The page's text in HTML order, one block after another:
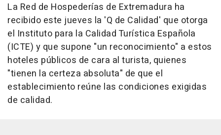
La Red de Hospederías de Extremadura ha
recibido este jueves la 'Q de Calidad' que otorga
el Instituto para la Calidad Turística Española
(ICTE) y que supone "un reconocimiento" a estos
hoteles públicos de cara al turista, quienes
"tienen la certeza absoluta" de que el
establecimiento reúne las condiciones exigidas
de calidad.